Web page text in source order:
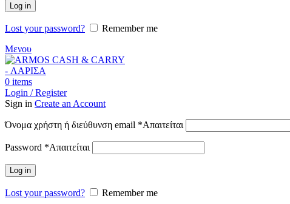
Log in
Lost your password?
Remember me
Μενου
0 items
Login / Register
Sign in Create an Account
Όνομα χρήστη ή διεύθυνση email *Απαιτείται
Password *Απαιτείται
Log in
Lost your password?
Remember me